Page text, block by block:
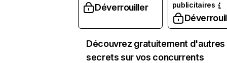
Déverrouiller
publicitaires
Découvrez gratuitement d'autres
secrets sur vos concurrents